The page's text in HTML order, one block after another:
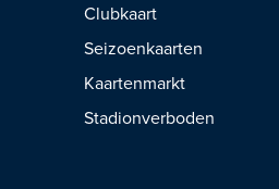
Clubkaart
Seizoenkaarten
Kaartenmarkt
Stadionverboden